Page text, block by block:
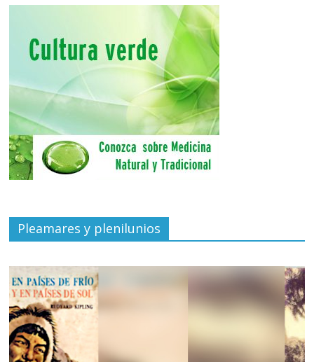
Pleamares y plenilunios